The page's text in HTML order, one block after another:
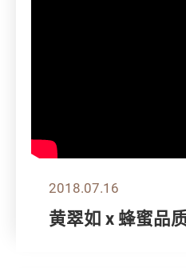
2018.07.16
黄翠如 x 蜂蜜品